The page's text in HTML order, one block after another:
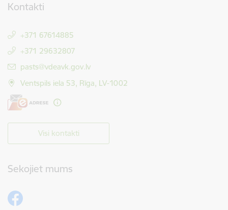
Kontakti
+371 67614885
+371 29632807
E-pasts:
pasts@vdeavk.gov.lv
Ventspils iela 53, Rīga, LV-1002
Visi kontakti
Sekojiet mums